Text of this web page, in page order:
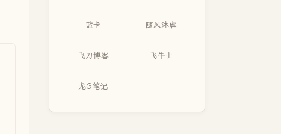
蓝卡 随风沐虐
飞刀博客 飞牛士
龙G笔记